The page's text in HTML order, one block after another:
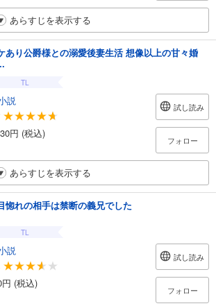
あらすじを表示する
あり公爵様との溺愛後妻生活 想像以上の甘々婚
TL
説
円 (税込)
試し読み
フォロー
あらすじを表示する
惚れの相手は禁断の義兄でした
TL
説
円 (税込)
試し読み
フォロー